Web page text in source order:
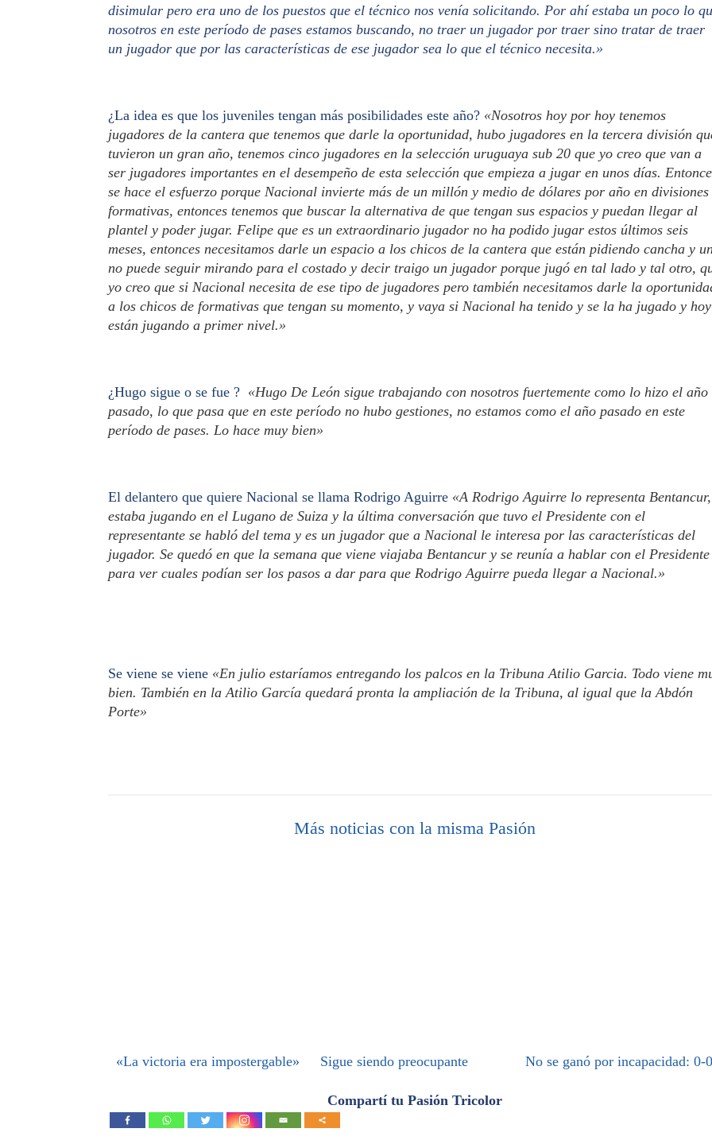
disimular pero era uno de los puestos que el técnico nos venía solicitando. Por ahí estaba un poco lo
nosotros en este período de pases estamos buscando, no traer un jugador por traer sino tratar de traer
un jugador que por las características de ese jugador sea lo que el técnico necesita.»
¿La idea es que los juveniles tengan más posibilidades este año? «Nosotros hoy por hoy tenemos
jugadores de la cantera que tenemos que darle la oportunidad, hubo jugadores en la tercera división
tuvieron un gran año, tenemos cinco jugadores en la selección uruguaya sub 20 que yo creo que van a
ser jugadores importantes en el desempeño de esta selección que empieza a jugar en unos días.
se hace el esfuerzo porque Nacional invierte más de un millón y medio de dólares por año en divisiones
formativas, entonces tenemos que buscar la alternativa de que tengan sus espacios y puedan llegar al
plantel y poder jugar. Felipe que es un extraordinario jugador no ha podido jugar estos últimos seis
meses, entonces necesitamos darle un espacio a los chicos de la cantera que están pidiendo cancha y
no puede seguir mirando para el costado y decir traigo un jugador porque jugó en tal lado y tal otro,
yo creo que si Nacional necesita de ese tipo de jugadores pero también necesitamos darle la
a los chicos de formativas que tengan su momento, y vaya si Nacional ha tenido y se la ha jugado y hoy
están jugando a primer nivel.»
¿Hugo sigue o se fue ? «Hugo De León sigue trabajando con nosotros fuertemente como lo hizo el año
pasado, lo que pasa que en este período no hubo gestiones, no estamos como el año pasado en este
período de pases. Lo hace muy bien»
El delantero que quiere Nacional se llama Rodrigo Aguirre«A Rodrigo Aguirre lo representa Bentancur,
estaba jugando en el Lugano de Suiza y la última conversación que tuvo el Presidente con el
representante se habló del tema y es un jugador que a Nacional le interesa por las características del
jugador. Se quedó en que la semana que viene viajaba Bentancur y se reunía a hablar con el Presidente
para ver cuales podían ser los pasos a dar para que Rodrigo Aguirre pueda llegar a Nacional.»
Se viene se viene«En julio estaríamos entregando los palcos en la Tribuna Atilio Garcia. Todo viene
bien. También en la Atilio García quedará pronta la ampliación de la Tribuna, al igual que la Abdón
Porte»
Más noticias con la misma Pasión
«La victoria era impostergable» Sigue siendo preocupante No se ganó por incapacidad: 0-0
Compartí tu Pasión Tricolor